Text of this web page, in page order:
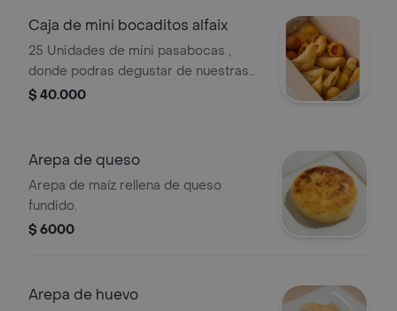
Caja de mini bocaditos alfaix
25 Unidades de mini pasabocas ,
donde podras degustar de nuestras
deliciosas mini arepas de huevo,
$ 40.000
Arepa de queso
Arepa de maíz rellena de queso
fundido.
$ 6000
Arepa de huevo